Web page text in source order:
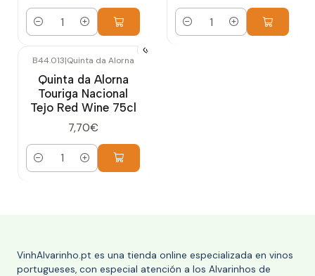
Cantidad Cantidad
B44.013|Quinta da Alorna
Quinta da Alorna
Touriga Nacional
Tejo Red Wine 75cl
7,70€
Cantidad
VinhAlvarinho.pt es una tienda online especializada en vinos
portugueses, con especial atención a los Alvarinhos de